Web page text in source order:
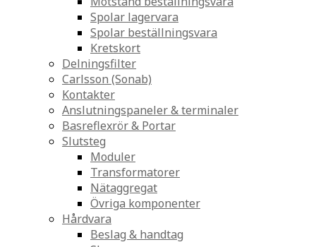
Spolar lagervara
Spolar beställningsvara
Kretskort
Delningsfilter
Carlsson (Sonab)
Kontakter
Anslutningspaneler & terminaler
Basreflexrör & Portar
Slutsteg
Moduler
Transformatorer
Nätaggregat
Övriga komponenter
Hårdvara
Beslag & handtag